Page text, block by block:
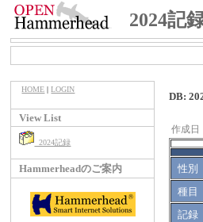
2024記
HOME |LOGIN
View List
2024記録
Hammerheadのご案内
DB:
作成日
性別
種目
記録